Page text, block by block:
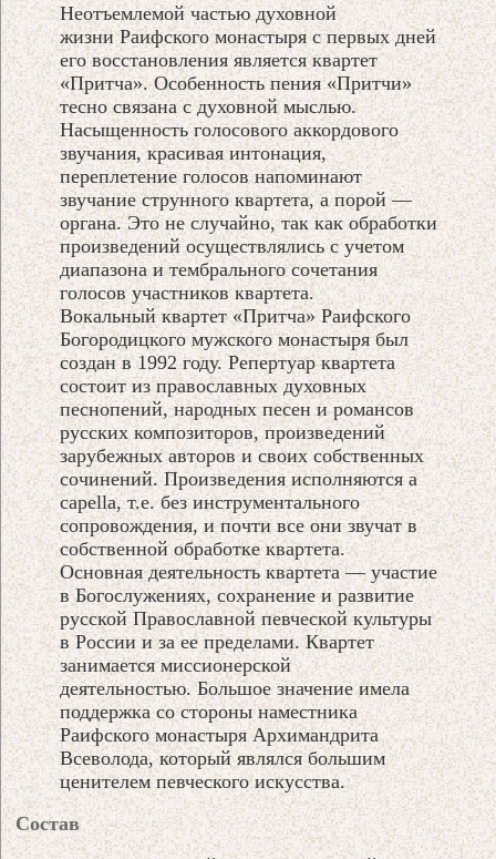
Неотъемлемой частью духовной
жизни Раифского монастыря с первых дней
его восстановления является квартет
«Притча». Особенность пения «Притчи»
тесно связана с духовной мыслью.
Насыщенность голосового аккордового
звучания, красивая интонация,
переплетение голосов напоминают
звучание струнного квартета, а порой —
органа. Это не случайно, так как обработки
произведений осуществлялись с учетом
диапазона и тембрального сочетания
голосов участников квартета.
Вокальный квартет «Притча» Раифского
Богородицкого мужского монастыря был
создан в 1992 году. Репертуар квартета
состоит из православных духовных
песнопений, народных песен и романсов
русских композиторов, произведений
зарубежных авторов и своих собственных
сочинений. Произведения исполняются a
capella, т.е. без инструментального
сопровождения, и почти все они звучат в
собственной обработке квартета.
Основная деятельность квартета — участие
в Богослужениях, сохранение и развитие
русской Православной певческой культуры
в России и за ее пределами. Квартет
занимается миссионерской
деятельностью. Большое значение имела
поддержка со стороны наместника
Раифского монастыря Архимандрита
Всеволода, который являлся большим
ценителем певческого искусства.
Состав